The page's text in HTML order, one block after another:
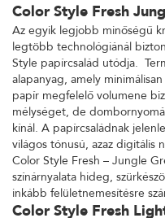
Color Style Fresh
Az egyik legjobb minőségű
legtöbb technológiánál
Style papírcsalád utódja.
alapanyag, amely
papír megfelelő volumene
mélységet, de
kínál. A papírcsaládnak
világos tónusú, azaz digitális
Color Style Fresh – Jungle
színárnyalata hideg,
inkább felületnemesítésre
Color Style Fresh